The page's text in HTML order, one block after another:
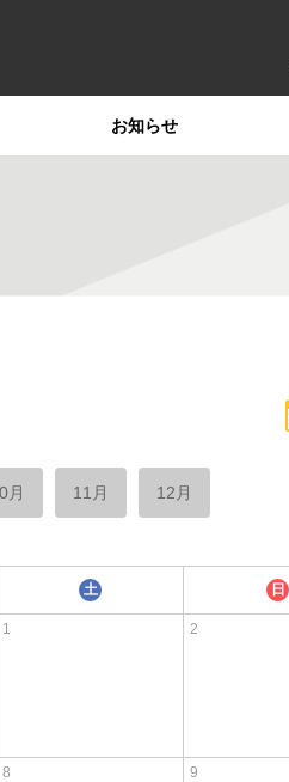
お知らせ
月 11月 12月
土 日
1 2
8 9